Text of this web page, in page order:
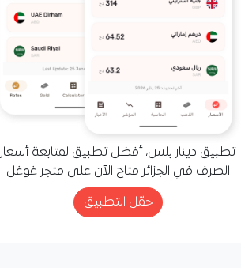
تطبيق دينار بلس، أفضل تطبيق لمتابعة أسعار
الصرف في الجزائر متاح الآن على متجر غوغل
حمّل التطبيق